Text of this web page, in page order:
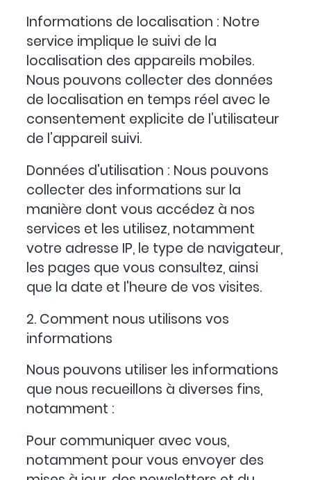
Informations de localisation : Notre
service implique le suivi de la
localisation des appareils mobiles.
Nous pouvons collecter des données
de localisation en temps réel avec le
consentement explicite de l’utilisateur
de l’appareil suivi.
Données d'utilisation : Nous pouvons
collecter des informations sur la
manière dont vous accédez à nos
services et les utilisez, notamment
votre adresse IP, le type de navigateur,
les pages que vous consultez, ainsi
que la date et l'heure de vos visites.
2. Comment nous utilisons vos
informations
Nous pouvons utiliser les informations
que nous recueillons à diverses fins,
notamment :
Pour communiquer avec vous,
notamment pour vous envoyer des